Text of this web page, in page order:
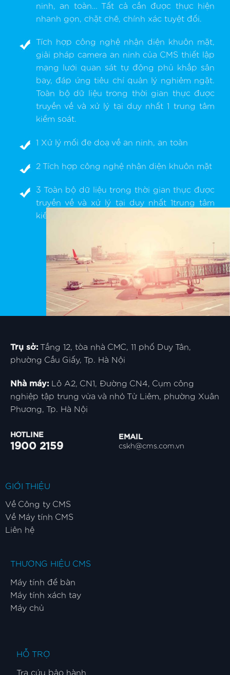
ninh, an toàn… Tất cả cần được thực hiện
nhanh gọn, chặt chẽ, chính xác tuyệt đối.
Tích hợp công nghệ nhận diện khuôn mặt,
giải pháp camera an ninh của CMS thiết lập
mạng lưới quan sát tự động phủ khắp sân
bay, đáp ứng tiêu chí quản lý nghiêm ngặt.
Toàn bộ dữ liệu trong thời gian thực được
truyền về và xử lý tại duy nhất 1 trung tâm
kiểm soát.
1 Xử lý mối đe doạ về an ninh, an toàn
2 Tích hợp công nghệ nhận diện khuôn mặt
3 Toàn bộ dữ liệu trong thời gian thực được
truyền về và xử lý tại duy nhất 1trung tâm
kiểm soát
Trụ sở:Tầng 12, tòa nhà CMC, 11 phố Duy Tân,
phường Cầu Giấy, Tp. Hà Nội
Nhà máy:Lô A2, CN1, Đường CN4, Cụm công
nghiệp tập trung vừa và nhỏ Từ Liêm, phường Xuân
Phương, Tp. Hà Nội
HOTLINE
1900 2159
EMAIL
cskh@cms.com.vn
GIỚI THIỆU
Về Công ty CMS
Về Máy tính CMS
Liên hệ
THƯƠNG HIỆU CMS
Máy tính để bàn
Máy tính xách tay
Máy chủ
HỖ TRỢ
Tra cứu bảo hành